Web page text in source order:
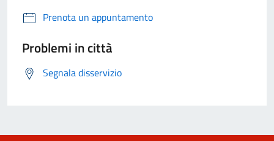
Prenota un appuntamento
Problemi in città
Segnala disservizio